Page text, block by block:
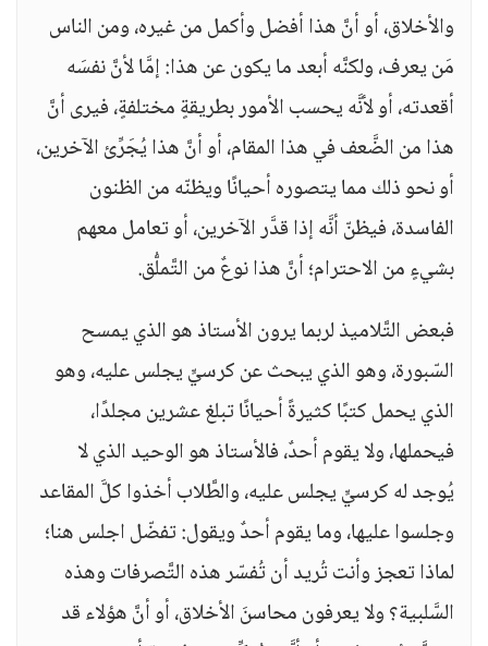
والأخلاق، أو أنَّ هذا أفضل وأكمل من غيره، ومن الناس
مَن يعرف، ولكنَّه أبعد ما يكون عن هذا: إمَّا لأنَّ نفسَه
أقعدته، أو لأنَّه يحسب الأمور بطريقةٍ مختلفةٍ، فيرى أنَّ
هذا من الضَّعف في هذا المقام، أو أنَّ هذا يُجَرِّئ الآخرين،
أو نحو ذلك مما يتصوره أحيانًا ويظنّه من الظنون
الفاسدة، فيظنّ أنَّه إذا قدَّر الآخرين، أو تعامل معهم
بشيءٍ من الاحترام؛ أنَّ هذا نوعٌ من التَّملُّق.
فبعض التَّلاميذ لربما يرون الأستاذ هو الذي يمسح
السّبورة، وهو الذي يبحث عن كرسيٍّ يجلس عليه، وهو
الذي يحمل كتبًا كثيرةً أحيانًا تبلغ عشرين مجلدًا،
فيحملها، ولا يقوم أحدٌ، فالأستاذ هو الوحيد الذي لا
يُوجد له كرسيٍّ يجلس عليه، والطَّلاب أخذوا كلَّ المقاعد
وجلسوا عليها، وما يقوم أحدٌ ويقول: تفضّل اجلس هنا؛
لماذا تعجز وأنت تُريد أن تُفسّر هذه التَّصرفات وهذه
السَّلبية؟ ولا يعرفون محاسنَ الأخلاق، أو أنَّ هؤلاء قد